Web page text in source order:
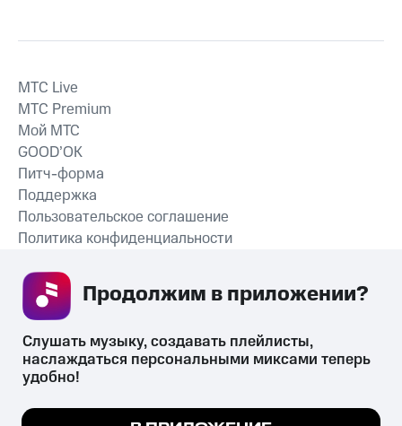
СКАЧАТЬ ПРИЛОЖЕНИЕ
MTС Live
MTС Premium
Мой МТС
GOOD’OK
Питч-форма
Поддержка
Пользовательское соглашение
Политика конфиденциальности
психотропных веществ, их аналогов причиняет вред здоровью,
Мы используем куки, чтобы на сайте все
Слушать музыку, создавать плейлисты,
наслаждаться персональными миксами теперь
удобно!